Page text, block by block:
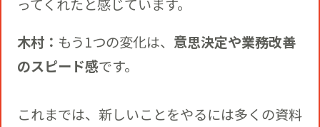
ってくれたと感じています。
木村： もう1つの変化は、 意思決定や業務改善
のスピード感です。
これまでは、新しいことをやるには多くの資料